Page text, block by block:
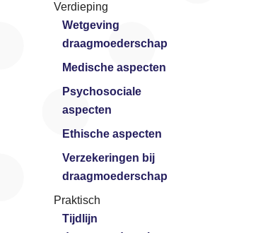
Verdieping
Wetgeving
draagmoederschap
Medische aspecten
Psychosociale
aspecten
Ethische aspecten
Verzekeringen bij
draagmoederschap
Praktisch
Tijdlijn